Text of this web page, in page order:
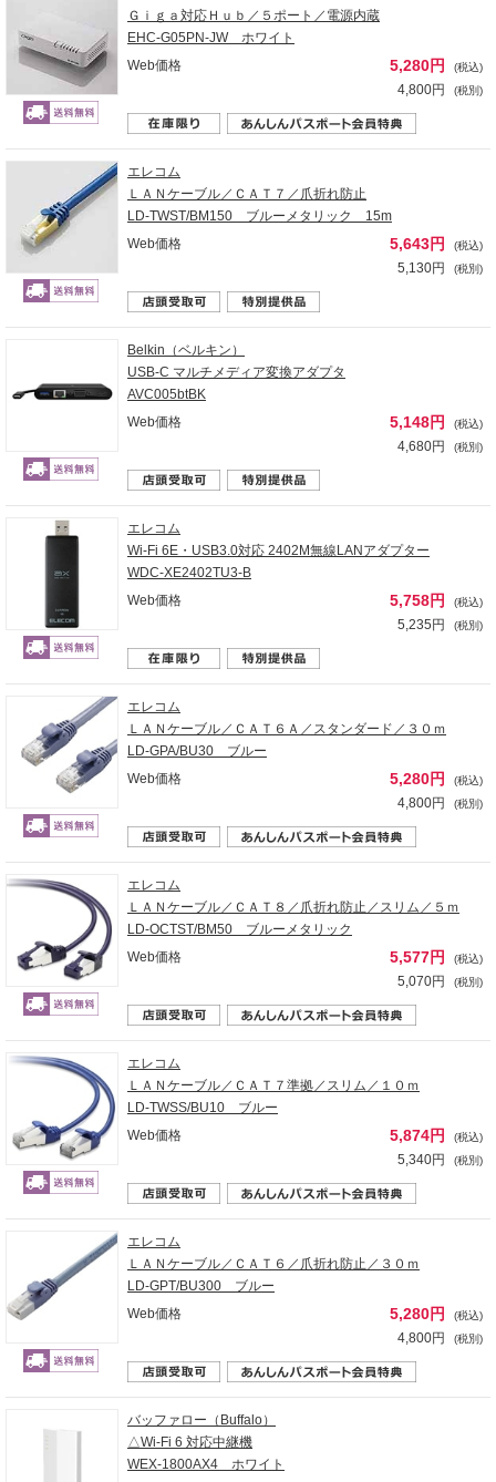
Ｇｉｇａ対応Ｈｕｂ／５ポート／電源内蔵
EHC-G05PN-JW ホワイト
Web価格
5,280円 (税込)
4,800円 (税別)
エレコム
ＬＡＮケーブル／ＣＡＴ７／爪折れ防止
LD-TWST/BM150 ブルーメタリック 15m
Web価格
5,643円 (税込)
5,130円 (税別)
Belkin（ベルキン）
USB-C マルチメディア変換アダプタ
AVC005btBK
Web価格
5,148円 (税込)
4,680円 (税別)
エレコム
Wi-Fi 6E・USB3.0対応 2402M無線LANアダプター
WDC-XE2402TU3-B
Web価格
5,758円 (税込)
5,235円 (税別)
エレコム
ＬＡＮケーブル／ＣＡＴ６Ａ／スタンダード／３０ｍ
LD-GPA/BU30 ブルー
Web価格
5,280円 (税込)
4,800円 (税別)
エレコム
ＬＡＮケーブル／ＣＡＴ８／爪折れ防止／スリム／５ｍ
LD-OCTST/BM50 ブルーメタリック
Web価格
5,577円 (税込)
5,070円 (税別)
エレコム
ＬＡＮケーブル／ＣＡＴ７準拠／スリム／１０ｍ
LD-TWSS/BU10 ブルー
Web価格
5,874円 (税込)
5,340円 (税別)
エレコム
ＬＡＮケーブル／ＣＡＴ６／爪折れ防止／３０ｍ
LD-GPT/BU300 ブルー
Web価格
5,280円 (税込)
4,800円 (税別)
バッファロー（Buffalo）
△Wi-Fi 6 対応中継機
WEX-1800AX4 ホワイト